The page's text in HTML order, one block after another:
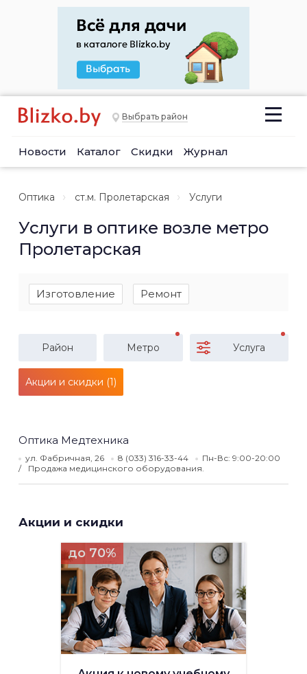
Выбрать район
Новости Каталог Скидки Журнал
Оптика ст.м. Пролетарская Услуги
Услуги в оптике возле метро
Пролетарская
Изготовление Ремонт
Район Метро Услуга
Акции и скидки (1)
Оптика Медтехника
ул. Фабричная, 26 8 (033) 316-33-44
Пн-Вс: 9:00-20:00
Продажа медицинского оборудования.
Акции и скидки
до 70%